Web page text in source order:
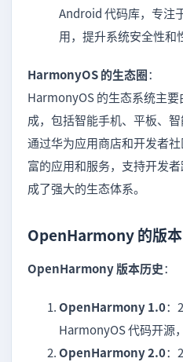
Android 代码库，专注
用，提升系统安全性和
HarmonyOS 的生态圈：
HarmonyOS 的生态系统主
成，包括智能手机、平板、智
通过华为应用商店和开发者
富的应用和服务，支持开发
成了强大的生态体系。
OpenHarmony 的版本
OpenHarmony 版本历史：
OpenHarmony 1.0：
HarmonyOS 代码开源
OpenHarmony 2.0：